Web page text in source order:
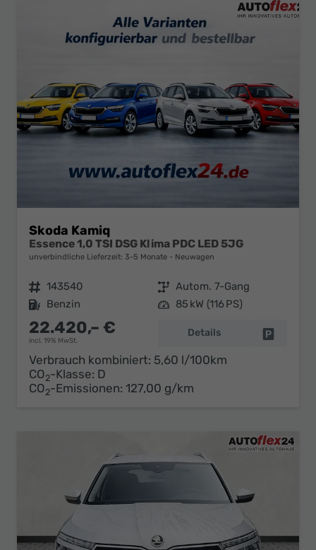
Skoda Kamiq
Essence 1,0 TSI DSG Klima PDC LED 5JG
unverbindliche Lieferzeit: 3-5 Monate Neuwagen
Fahrzeugnr. 143540 Getriebe Autom. 7-Gang
Kraftstoff Benzin Leistung 85 kW (116 PS)
22.420,– €
incl. 19% MwSt.
Details
Verbrauch kombiniert: 5,60 l/100km
CO2-Klasse: D
CO2-Emissionen: 127,00 g/km